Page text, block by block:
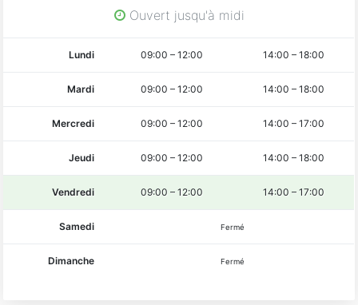
Ouvert jusqu'à midi
Lundi 09:00 – 12:00 14:00 – 18:00
Mardi 09:00 – 12:00 14:00 – 18:00
Mercredi 09:00 – 12:00 14:00 – 17:00
Jeudi 09:00 – 12:00 14:00 – 18:00
Vendredi 09:00 – 12:00 14:00 – 17:00
Samedi Fermé
Dimanche Fermé